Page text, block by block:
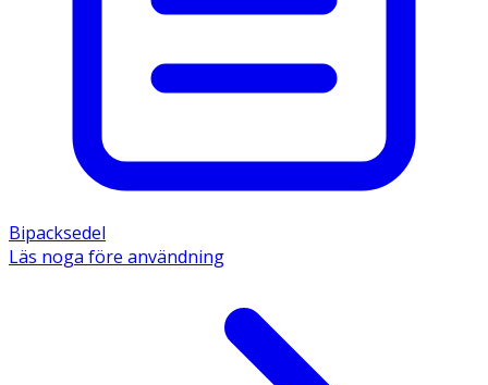
Bipacksedel
Läs noga före användning